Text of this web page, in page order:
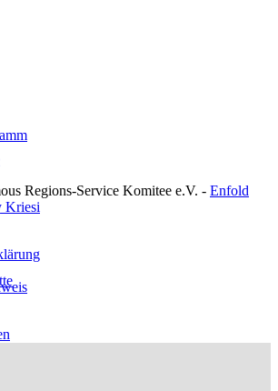
Regions-Service Komitee e.V. - Enfold
Kriesi